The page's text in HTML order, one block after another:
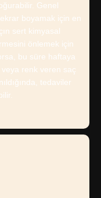
Genel
boyamak için en
sert kimyasal
önlemek için
bu süre haftaya
veya renk veren saç
tedaviler